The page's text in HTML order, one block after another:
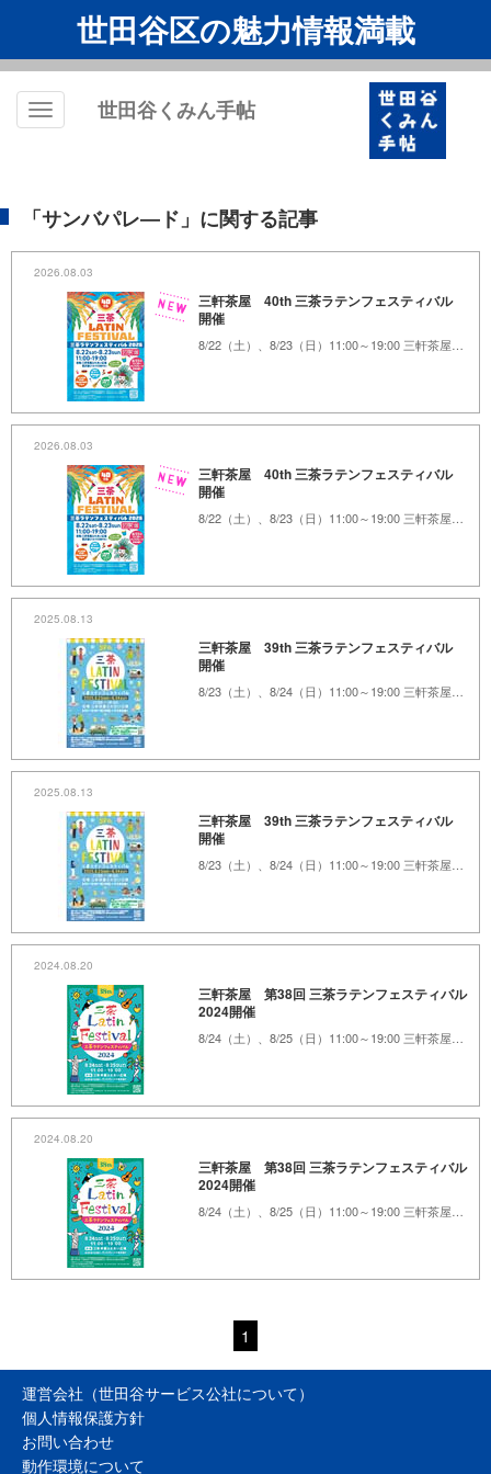
世田谷区の魅力情報満載
Toggle
世田谷くみん手帖
「サンバパレ―ド」に関する記事
2026.08.03
三軒茶屋 40th 三茶ラテンフェスティバル
開催
2026.08.03
三軒茶屋 40th 三茶ラテンフェスティバル
開催
2025.08.13
三軒茶屋 39th 三茶ラテンフェスティバル
開催
2025.08.13
三軒茶屋 39th 三茶ラテンフェスティバル
開催
2024.08.20
三軒茶屋 第38回 三茶ラテンフェスティバル
2024開催
2024.08.20
三軒茶屋 第38回 三茶ラテンフェスティバル
2024開催
1
運営会社（世田谷サービス公社について）
個人情報保護方針
お問い合わせ
動作環境について